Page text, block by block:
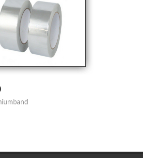
auf Rolle